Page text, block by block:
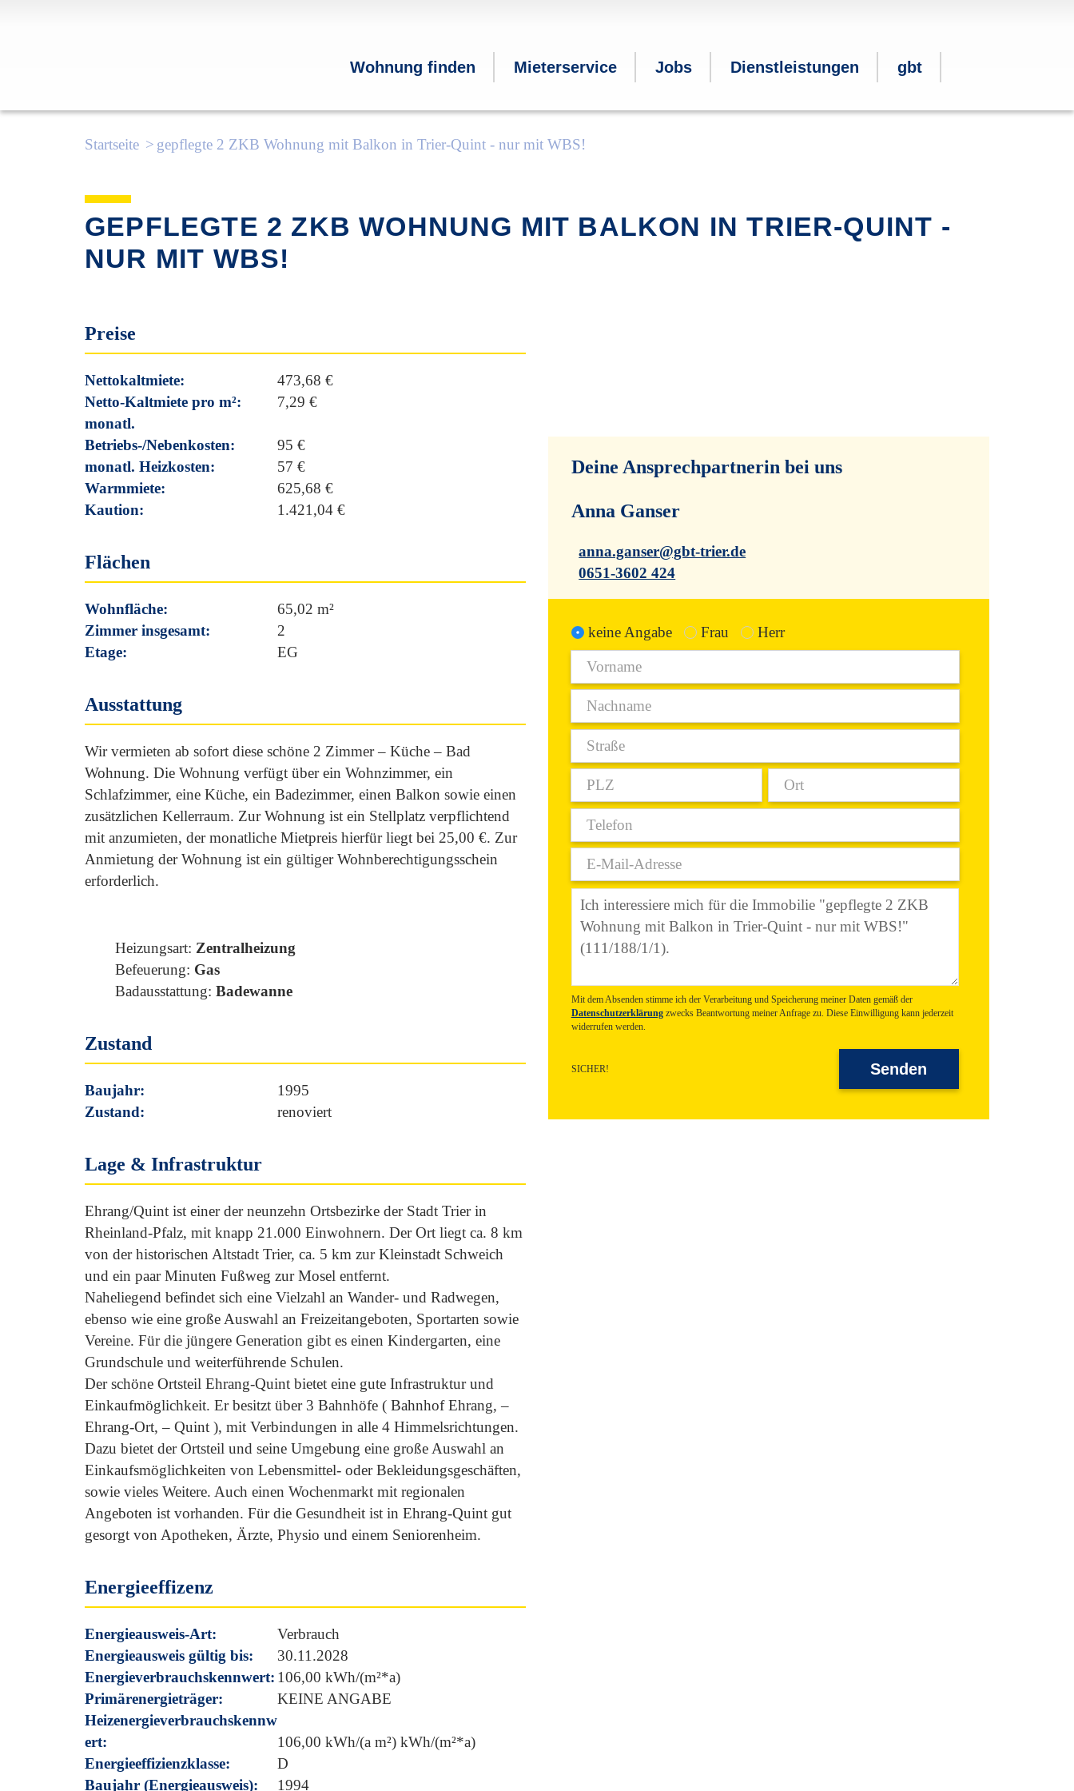
Wohnung finden Mieterservice Jobs Dienstleistungen gbt
Startseite gepflegte 2 ZKB Wohnung mit Balkon in Trier-Quint - nur mit WBS!
GEPFLEGTE 2 ZKB WOHNUNG MIT BALKON IN TRIER-QUINT -
NUR MIT WBS!
Preise
Nettokaltmiete:
473,68 €
Netto-Kaltmiete pro m²:
7,29 €
monatl.
Betriebs-/Nebenkosten:
95 €
monatl. Heizkosten:
57 €
Warmmiete:
625,68 €
Kaution:
1.421,04 €
Flächen
Wohnfläche:
65,02 m²
Zimmer insgesamt:
2
Etage:
EG
Ausstattung
Wir vermieten ab sofort diese schöne 2 Zimmer – Küche – Bad
Wohnung. Die Wohnung verfügt über ein Wohnzimmer, ein
Schlafzimmer, eine Küche, ein Badezimmer, einen Balkon sowie einen
zusätzlichen Kellerraum. Zur Wohnung ist ein Stellplatz verpflichtend
mit anzumieten, der monatliche Mietpreis hierfür liegt bei 25,00 €. Zur
Anmietung der Wohnung ist ein gültiger Wohnberechtigungsschein
erforderlich.
Heizungsart: Zentralheizung
Befeuerung: Gas
Badausstattung: Badewanne
Zustand
Baujahr:
1995
Zustand:
renoviert
Lage & Infrastruktur
Ehrang/Quint ist einer der neunzehn Ortsbezirke der Stadt Trier in
Rheinland-Pfalz, mit knapp 21.000 Einwohnern. Der Ort liegt ca. 8 km
von der historischen Altstadt Trier, ca. 5 km zur Kleinstadt Schweich
und ein paar Minuten Fußweg zur Mosel entfernt.
Naheliegend befindet sich eine Vielzahl an Wander- und Radwegen,
ebenso wie eine große Auswahl an Freizeitangeboten, Sportarten sowie
Vereine. Für die jüngere Generation gibt es einen Kindergarten, eine
Grundschule und weiterführende Schulen.
Der schöne Ortsteil Ehrang-Quint bietet eine gute Infrastruktur und
Einkaufmöglichkeit. Er besitzt über 3 Bahnhöfe ( Bahnhof Ehrang, –
Ehrang-Ort, – Quint ), mit Verbindungen in alle 4 Himmelsrichtungen.
Dazu bietet der Ortsteil und seine Umgebung eine große Auswahl an
Einkaufsmöglichkeiten von Lebensmittel- oder Bekleidungsgeschäften,
sowie vieles Weitere. Auch einen Wochenmarkt mit regionalen
Angeboten ist vorhanden. Für die Gesundheit ist in Ehrang-Quint gut
gesorgt von Apotheken, Ärzte, Physio und einem Seniorenheim.
Energieeffizenz
Energieausweis-Art:
Verbrauch
Energieausweis gültig bis:
30.11.2028
Energieverbrauchskennwert: 106,00 kWh/(m²*a)
Primärenergieträger:
KEINE ANGABE
Heizenergieverbrauchskennw
ert:
106,00 kWh/(a m²) kWh/(m²*a)
Energieeffizienzklasse:
D
Baujahr (Energieausweis):
1994
Deine Ansprechpartnerin bei uns
Anna Ganser
anna.ganser@gbt-trier.de
0651-3602 424
keine Angabe Frau Herr
Mit dem Absenden stimme ich der Verarbeitung und Speicherung meiner Daten gemäß der
Datenschutzerklärungzwecks Beantwortung meiner Anfrage zu. Diese Einwilligung kann jederzeit
widerrufen werden.
SICHER! Senden